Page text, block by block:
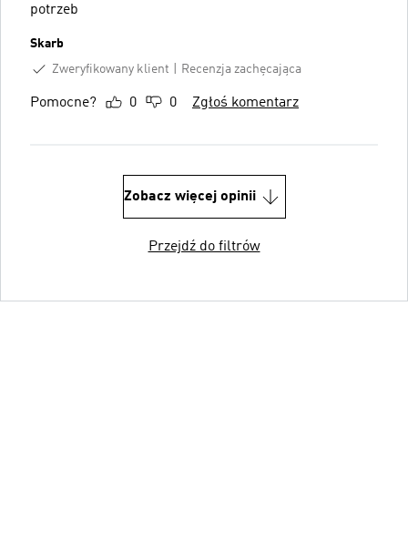
potrzeb
Skarb
Zweryfikowany klient
Recenzja zachęcająca
Pomocne? 0 0 Zgłoś komentarz
Zobacz więcej opinii
Przejdź do filtrów